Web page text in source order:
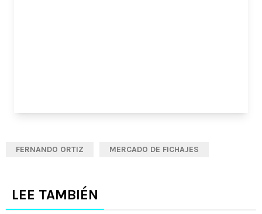
FERNANDO ORTIZ MERCADO DE FICHAJES
LEE TAMBIÉN